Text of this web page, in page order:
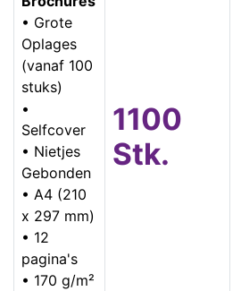
• Grote
Oplages
(vanaf 100
stuks)
•
Selfcover
• Nietjes
Gebonden
• A4 (210
x 297 mm)
• 12
pagina's
• 170 g/m²
1100
Stk.